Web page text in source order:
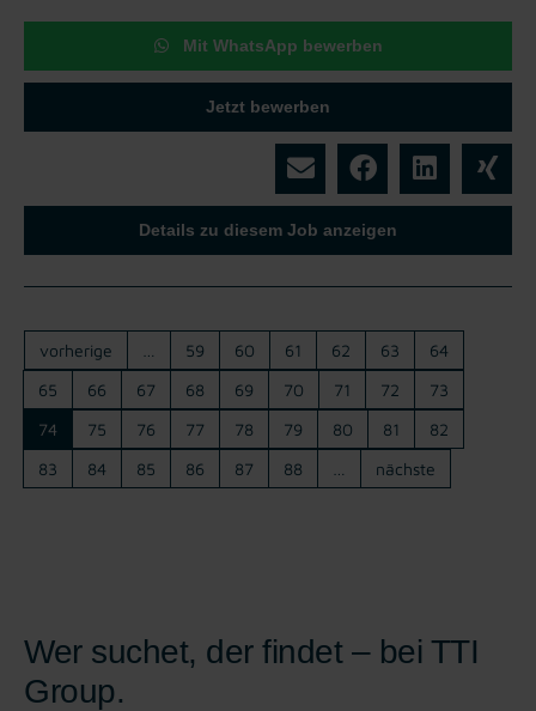
Mit WhatsApp bewerben
Jetzt bewerben
Details zu diesem Job anzeigen
vorherige 59 60 61 62 63
64
65
66 67 68 69 70 71 72
73
74
75 76 77 78 79 80 81
82
83
84 85 86 87 88 nächste
Wer suchet, der findet – bei TTI
Group.